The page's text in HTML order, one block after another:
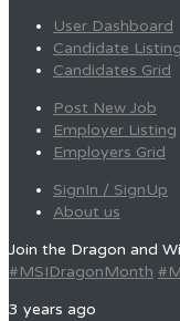
User Dashboard
Candidate Listing
Candidates Grid
Post New Job
Employer Listing
Employers Grid
SignIn / SignUp
About us
Join the Dragon and
#MSIDragonMonth
3 years ago